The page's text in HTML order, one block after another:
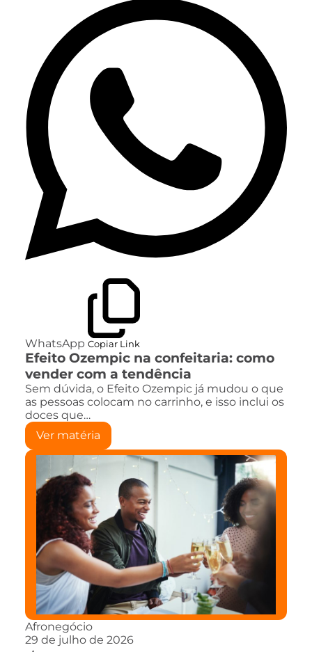
WhatsApp Copiar Link
Efeito Ozempic na confeitaria: como
vender com a tendência
Sem dúvida, o Efeito Ozempic já mudou o que
as pessoas colocam no carrinho, e isso inclui os
doces que…
Ver matéria
Afronegócio
29 de julho de 2026